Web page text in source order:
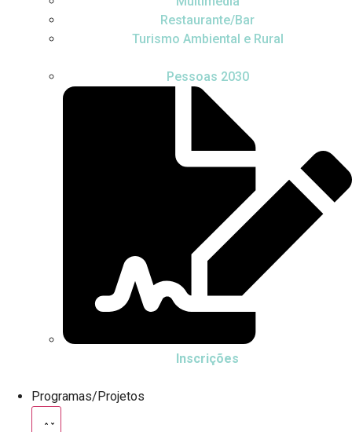
Restaurante/Bar
Turismo Ambiental e Rural
Pessoas 2030
Inscrições
Programas/Projetos